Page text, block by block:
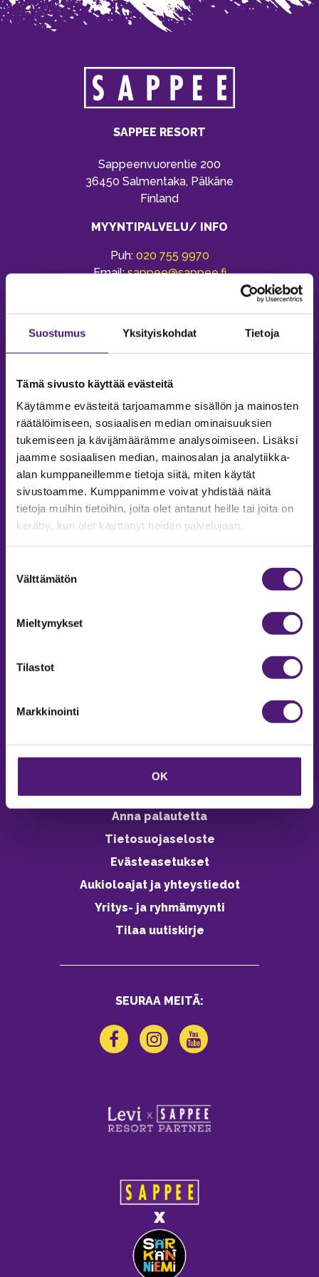
Suostumus Yksityiskohdat Tietoja
Tämä sivusto käyttää evästeitä
Käytämme evästeitä tarjoamamme sisällön ja mainosten
räätälöimiseen, sosiaalisen median ominaisuuksien
tukemiseen ja kävijämäärämme analysoimiseen. Lisäksi
jaamme sosiaalisen median, mainosalan ja analytiikka-
alan kumppaneillemme tietoja siitä, miten käytät
sivustoamme. Kumppanimme voivat yhdistää näitä
tietoja muihin tietoihin, joita olet antanut heille tai joita on
kerätty, kun olet käyttänyt heidän palvelujaan.
valinta
Välttämätön
Mieltymykset
Tilastot
Markkinointi
OK
SAPPEE RESORT
Sappeenvuorentie 200
36450 Salmentaka, Pälkäne
Finland
MYYNTIPALVELU/ INFO
Puh: 020 755 9970
Email:sappee@sappee.fi
MAJOITUS
Tiedustelut & Varaukset
Vastuullisuus
Ympäristöohjelma
Avoimet työpaikat
Anna palautetta
Tietosuojaseloste
Evästeasetukset
Aukioloajat ja yhteystiedot
Yritys- ja ryhmämyynti
Tilaa uutiskirje
SEURAA MEITÄ: